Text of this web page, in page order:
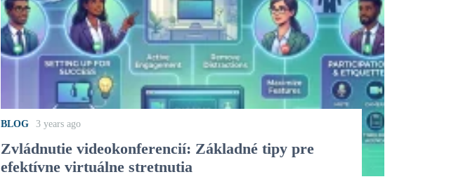
BLOG 3 years ago
Zvládnutie videokonferencií: Základné tipy pre
efektívne virtuálne stretnutia